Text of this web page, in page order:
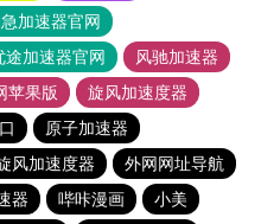
加速器官网
途加速器官网
风驰加速器
苹果版
旋风加速度器
原子加速器
风加速度器
外网网址导航
器 哔咔漫画
小美